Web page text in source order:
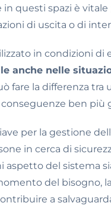
questi spazi è vitale
di uscita o di
in condizioni di
anche nelle
fare la differenza tra
ben più
per la gestione
in cerca di
aspetto del sistema
del bisogno,
a